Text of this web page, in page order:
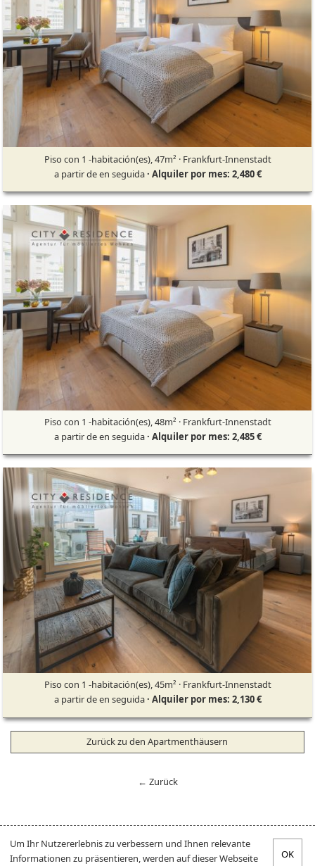
Piso con 1 -habitación(es), 47m² · Frankfurt-Innenstadt
a partir de en seguida· Alquiler por mes: 2,480 €
Piso con 1 -habitación(es), 48m² · Frankfurt-Innenstadt
a partir de en seguida· Alquiler por mes: 2,485 €
Piso con 1 -habitación(es), 45m² · Frankfurt-Innenstadt
a partir de en seguida· Alquiler por mes: 2,130 €
Zurück zu den Apartmenthäusern
← Zurück
Um Ihr Nutzererlebnis zu verbessern und Ihnen relevante
Informationen zu präsentieren, werden auf dieser Webseite